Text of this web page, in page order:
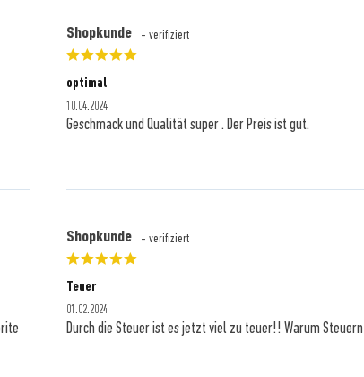
Shopkunde - verifiziert
optimal
10.04.2024
Geschmack und Qualität super . Der Preis ist gut.
Shopkunde - verifiziert
Teuer
01.02.2024
Durch die Steuer ist es jetzt viel zu teuer!! Warum